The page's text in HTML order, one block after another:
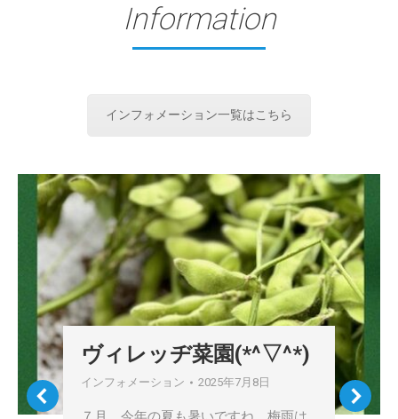
Information
インフォメーション一覧はこちら
ヴィレッヂ菜園(*^▽^*)
インフォメーション 2025年7月8日